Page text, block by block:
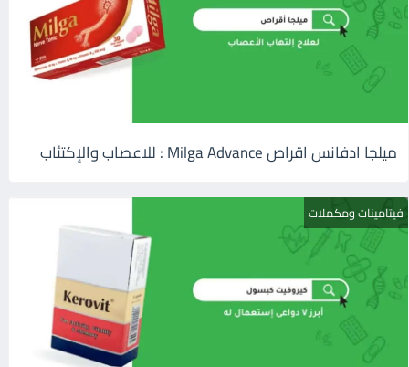
ميلجا ادفانس اقراص Milga Advance : للاعصاب والإكتئاب
فيتامينات ومكملات